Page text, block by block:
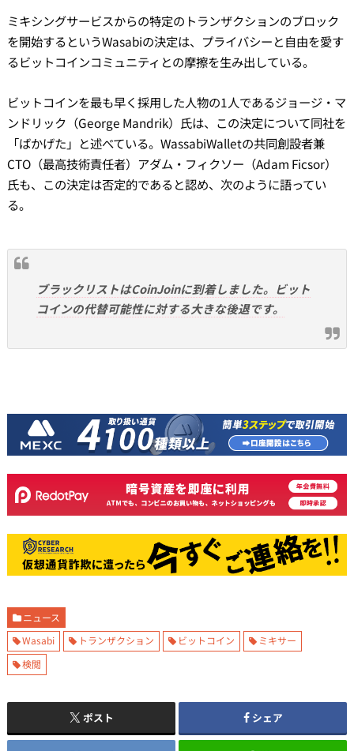
ミキシングサービスからの特定のトランザクションのブロック
を開始するというWasabiの決定は、プライバシーと自由を愛す
るビットコインコミュニティとの摩擦を生み出している。
ビットコインを最も早く採用した人物の1人であるジョージ・マ
ンドリック（George Mandrik）氏は、この決定について同社を
「ばかげた」と述べている。WassabiWalletの共同創設者兼
CTO（最高技術責任者）アダム・フィクソー（Adam Ficsor）
氏も、この決定は否定的であると認め、次のように語ってい
る。
ブラックリストはCoinJoinに到着しました。ビット
コインの代替可能性に対する大きな後退です。
ニュース
Wasabi
トランザクション ビットコイン
ミキサー
検閲
ポスト シェア